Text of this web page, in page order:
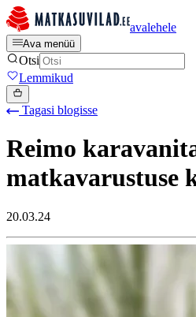
avalehele
Ava menüü
Otsi
Lemmikud
Tagasi blogisse
Reimo
matkavarustuse
20.03.24